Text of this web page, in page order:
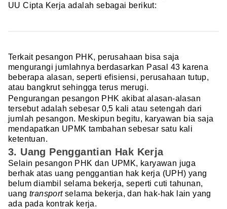
UU Cipta Kerja adalah sebagai berikut:
Terkait pesangon PHK, perusahaan bisa saja
mengurangi jumlahnya berdasarkan Pasal 43 karena
beberapa alasan, seperti efisiensi, perusahaan tutup,
atau bangkrut sehingga terus merugi.
Pengurangan pesangon PHK akibat alasan-alasan
tersebut adalah sebesar 0,5 kali atau setengah dari
jumlah pesangon. Meskipun begitu, karyawan bia saja
mendapatkan UPMK tambahan sebesar satu kali
ketentuan.
3. Uang Penggantian Hak Kerja
Selain pesangon PHK dan UPMK, karyawan juga
berhak atas uang penggantian hak kerja (UPH) yang
belum diambil selama bekerja, seperti cuti tahunan,
uang transport selama bekerja, dan hak-hak lain yang
ada pada kontrak kerja.